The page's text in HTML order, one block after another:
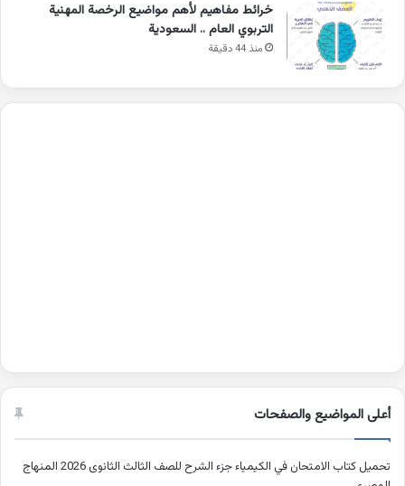
خرائط مفاهيم لأهم مواضيع الرخصة المهنية
التربوي العام .. السعودية
منذ 44 دقيقة
أعلى المواضيع والصفحات
تحميل كتاب الامتحان في الكيمياء جزء الشرح للصف الثالث الثانوى 2026 المنهاج